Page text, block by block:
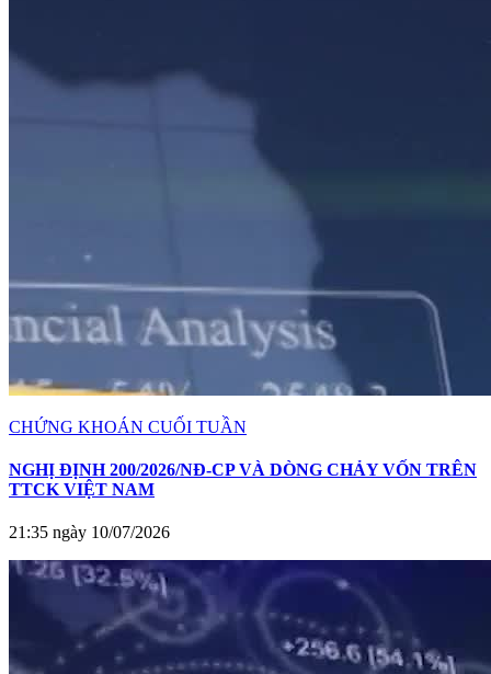
CHỨNG KHOÁN CUỐI TUẦN
NGHỊ ĐỊNH 200/2026/NĐ-CP VÀ DÒNG CHẢY VỐN TRÊN
TTCK VIỆT NAM
21:35 ngày 10/07/2026